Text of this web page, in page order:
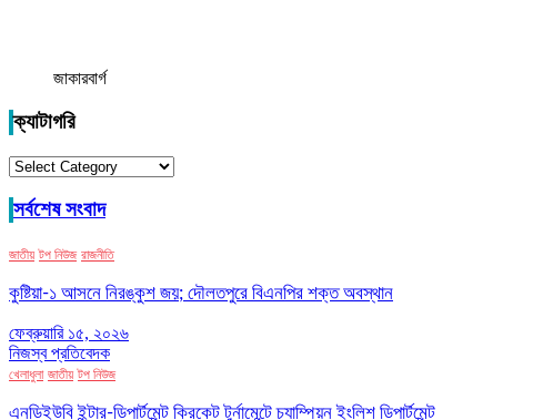
জাকারবার্গ
ক্যাটাগরি
ক্যাটাগরি
সর্বশেষ সংবাদ
জাতীয় টপ নিউজ রাজনীতি
কুষ্টিয়া-১ আসনে নিরঙ্কুশ জয়; দৌলতপুরে বিএনপির শক্ত অবস্থান
ফেব্রুয়ারি ১৫, ২০২৬
নিজস্ব প্রতিবেদক
খেলাধুলা জাতীয় টপ নিউজ
এনডিইউবি ইন্টার-ডিপার্টমেন্ট ক্রিকেট টুর্নামেন্টে চ্যাম্পিয়ন ইংলিশ ডিপার্টমেন্ট